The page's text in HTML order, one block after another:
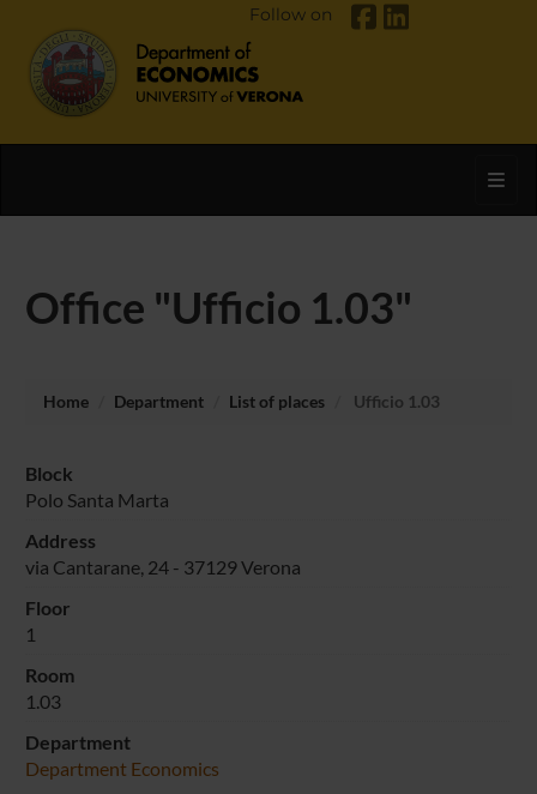
Follow on
Office "Ufficio 1.03"
Home Department List of places Ufficio 1.03
Block
Polo Santa Marta
Address
via Cantarane, 24 - 37129 Verona
Floor
1
Room
1.03
Department
Department Economics